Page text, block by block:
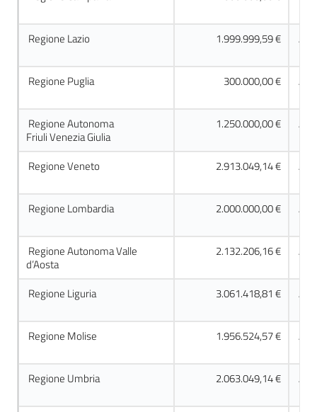
Regione Lazio 1.999.999,59 €
Regione Puglia 300.000,00 €
Regione Autonoma
Friuli Venezia Giulia
1.250.000,00 €
Regione Veneto 2.913.049,14 €
Regione Lombardia 2.000.000,00 €
Regione Autonoma Valle
d’Aosta
2.132.206,16 €
Regione Liguria 3.061.418,81 €
Regione Molise 1.956.524,57 €
Regione Umbria 2.063.049,14 €